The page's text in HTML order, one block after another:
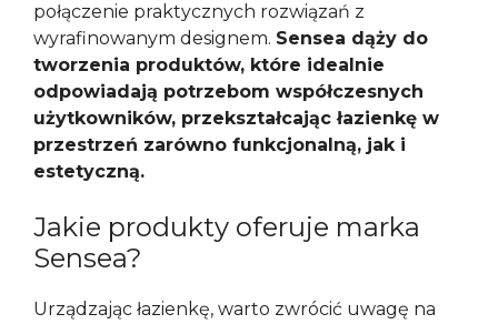
połączenie praktycznych rozwiązań z
wyrafinowanym designem. Sensea dąży do
tworzenia produktów, które idealnie
odpowiadają potrzebom współczesnych
użytkowników, przekształcając łazienkę w
przestrzeń zarówno funkcjonalną, jak i
estetyczną.
Jakie produkty oferuje marka
Sensea?
Urządzając łazienkę, warto zwrócić uwagę na